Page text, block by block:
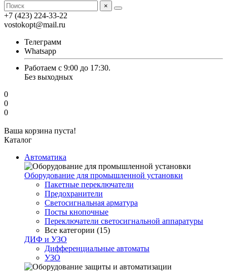
×
+7 (423) 224-33-22
vostokopt@mail.ru
Телеграмм
Whatsapp
Работаем с 9:00 до 17:30.
Без выходных
0
0
0
Ваша корзина пуста!
Каталог
Автоматика
Оборудование для промышленной установки
Пакетные переключатели
Предохранители
Светосигнальная арматура
Посты кнопочные
Переключатели светосигнальной аппаратуры
Все категории (15)
ДИФ и УЗО
Дифференциальные автоматы
УЗО